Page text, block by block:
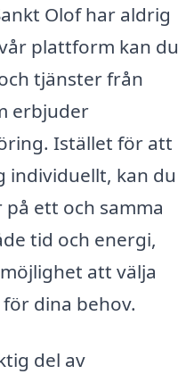
Olof har aldrig
plattform kan du
tjänster från
erbjuder
Istället för att
individuellt, kan du
ett och samma
tid och energi,
att välja
dina behov.
del av